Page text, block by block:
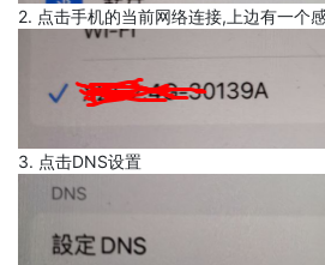
2. 点击手机的当前网络连接,上边有一个
3. 点击DNS设置